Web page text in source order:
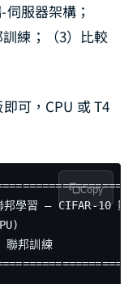
服器架構；
訓練；（3）比較
可，CPU 或 T4
學習 — CIFAR-10 影
邦訓練
Copy